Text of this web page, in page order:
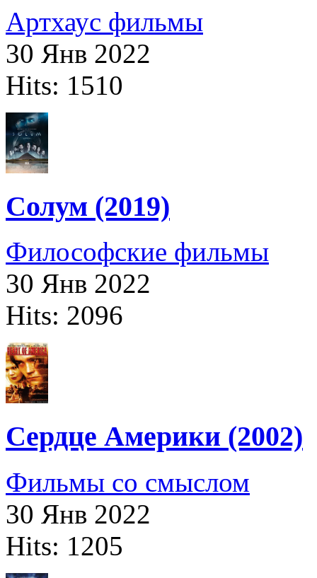
Артхаус фильмы
30 Янв 2022
Hits: 1510
Солум (2019)
Философские фильмы
30 Янв 2022
Hits: 2096
Сердце Америки (2002)
Фильмы со смыслом
30 Янв 2022
Hits: 1205